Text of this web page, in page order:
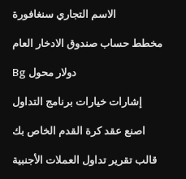
الاسم التجاري سنغافورة
مخطط حساب صندوق الادخار العام
Bg دولار محول
إشارات خيارات برنامج التداول
اصنع عقد كرة القدم الخاص بك
قالب تقرير تداول العملات الأجنبية